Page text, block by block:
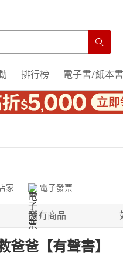
排行榜 電子書/紙本書
家 電子發票
所有商品
爸爸【有聲書】